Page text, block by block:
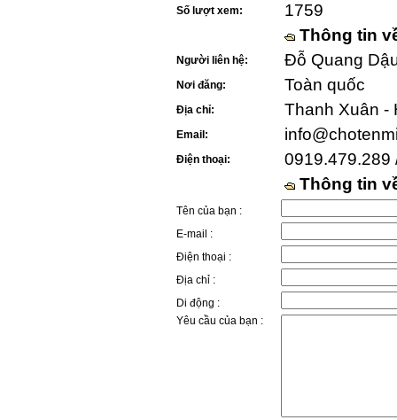
Số lượt xem:
1759
Thông tin
Người liên hệ: Đỗ Quang
Nơi đăng: Toàn quốc
Địa chỉ: Thanh Xuân -
Email:
Điện thoại:
0919.479.289
Thông tin
Tên của bạn :
E-mail :
Điện thoại :
Địa chỉ :
Di động :
Yêu cầu của bạn :